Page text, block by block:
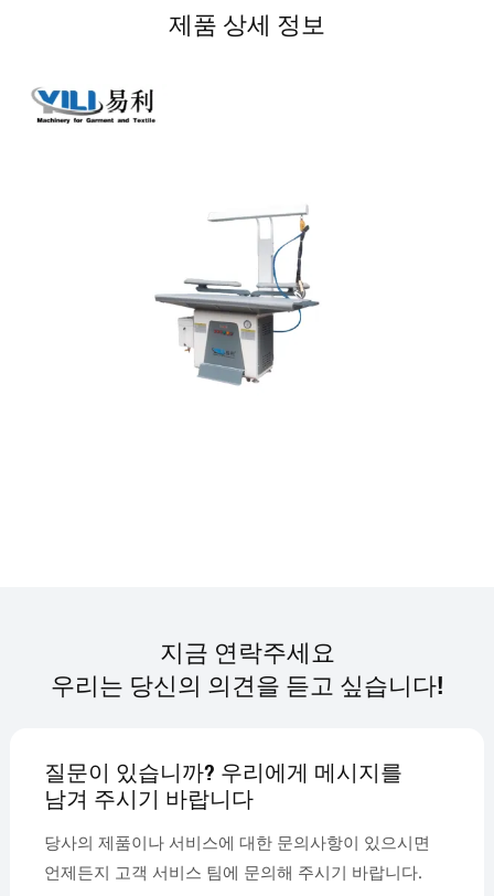
제품 상세 정보
지금 연락주세요
우리는 당신의 의견을 듣고 싶습니다!
질문이 있습니까? 우리에게 메시지를
남겨 주시기 바랍니다
당사의 제품이나 서비스에 대한 문의사항이 있으시면
언제든지 고객 서비스 팀에 문의해 주시기 바랍니다.